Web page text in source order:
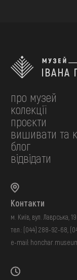
про музей
колекції
проєкти
вишивати та
блог
відвідати
Контакти
м. Київ, вул. Лаврська, 19
тел.: (044) 288-92-68
e-mail: